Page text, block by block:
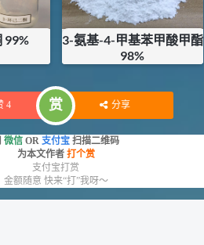
99%
3-氨基-4-甲基苯甲酸甲酯
98%
库存：1KG
4 赏 分享
微信 OR 支付宝 扫描二维码
为本文作者 打个赏
支付宝打赏
金额随意 快来“打”我呀～